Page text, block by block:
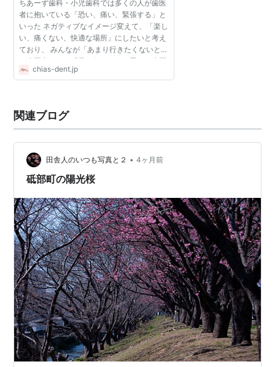
ちあーず歯科・小児歯科では多くの人が歯医
者に抱いている「恐い、痛い、緊張する」と
いった ネガティブなイメージ変えて、「楽し
い、痛くない、快適な場所」にしたいと考え
ており、 みんなが「あまり行きたくないと思
う歯医者」から「早く行きたいと思える歯医
者」をコンセプトにしております。
chias-dent.jp
関連ブログ
田舎人のいつも写真と２ • 4ヶ月前
砥部町の陽光桜